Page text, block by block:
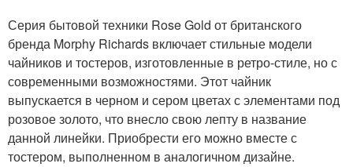
Серия бытовой техники Rose Gold от британского
бренда Morphy Richards включает стильные модели
чайников и тостеров, изготовленные в ретро-стиле, но с
современными возможностями. Этот чайник
выпускается в черном и сером цветах с элементами под
розовое золото, что внесло свою лепту в название
данной линейки. Приобрести его можно вместе с
тостером, выполненном в аналогичном дизайне.